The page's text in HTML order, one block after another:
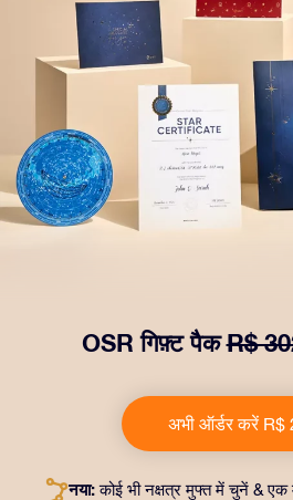
OSR गिफ़्ट पैकR$
लिफ़ाफ़ा, आपकी पसंद से तैयार दस्तावेज़,
और हमारे ऐप्स का मुफ़्त इस्तेमाल शामिल
एक हमेशा बरक़रार रहने वाला उपहार
अभी ऑर्डर करें R$
नया:कोई भी नक्षत्र मुफ्त में चुनें & एक